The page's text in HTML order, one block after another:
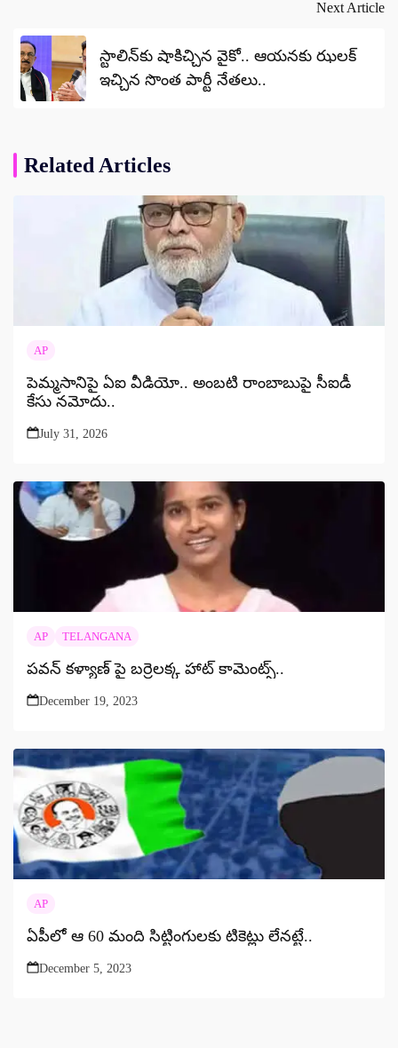
Next Article
స్టాలిన్‌కు షాకిచ్చిన వైకో.. ఆయనకు ఝలక్
ఇచ్చిన సొంత పార్టీ నేతలు..
Related Articles
AP
పెమ్మసానిపై ఏఐ వీడియో.. అంబటి రాంబాబుపై సీఐడీ
కేసు నమోదు..
July 31, 2026
AP TELANGANA
పవన్ కళ్యాణ్ పై బర్రెలక్క హాట్ కామెంట్స్..
December 19, 2023
AP
ఏపీలో ఆ 60 మంది సిట్టింగులకు టికెట్లు లేనట్టే..
December 5, 2023